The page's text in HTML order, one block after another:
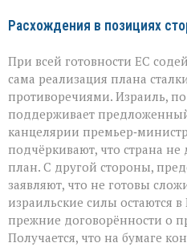
Расхождения в позициях
При всей готовности ЕС
сама реализация плана
противоречиями. Израиль,
поддерживает
канцелярии
подчёркивают, что страна не
план. С другой стороны,
заявляют, что не готовы
израильские силы остаются
прежние договорённости о
Получается, что на бумаге